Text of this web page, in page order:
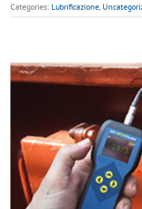
Categories: Lubrificazione,